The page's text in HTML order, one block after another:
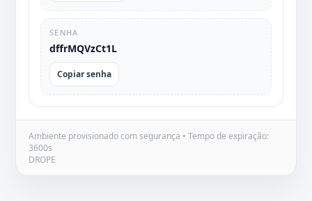
SENHA
dffrMQVzCt1L
Copiar senha
Ambiente provisionado com segurança • Tempo de expiração:
3600s
DROPE